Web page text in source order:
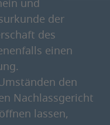
und
der
des
einen
den
Nachlassgericht
lassen,